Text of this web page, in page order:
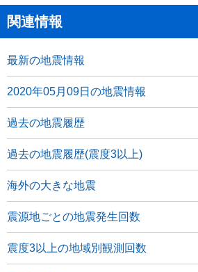
関連情報
最新の地震情報
2020年05月09日の地震情報
過去の地震履歴
過去の地震履歴(震度3以上)
海外の大きな地震
震源地ごとの地震発生回数
震度3以上の地域別観測回数